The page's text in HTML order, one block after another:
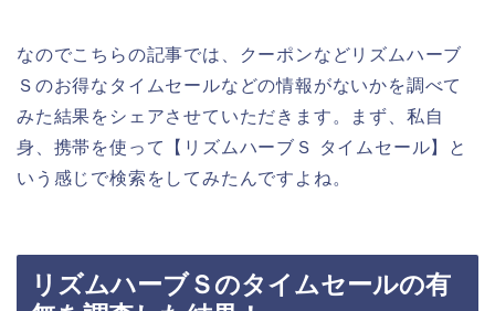
なのでこちらの記事では、クーポンなどリズムハーブ
Ｓのお得なタイムセールなどの情報がないかを調べて
みた結果をシェアさせていただきます。まず、私自
身、携帯を使って【リズムハーブＳ タイムセール】と
いう感じで検索をしてみたんですよね。
リズムハーブＳのタイムセールの有